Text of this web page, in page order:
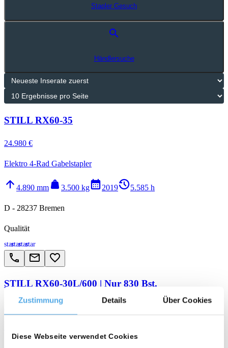
Zustimmung Details Über Cookies
Diese Webseite verwendet Cookies
Stapler Gesuch
search
Händlersuche
STILL RX60-35
24.980 €
Elektro 4-Rad Gabelstapler
arrow_upward 4.890 mm weight 3.500 kgcalendar_month2019history_25.585 h
D - 28237 Bremen
Qualität
starstarstarstar
call email favorite_border
STILL RX60-30L/600 | Nur 830 Bst.